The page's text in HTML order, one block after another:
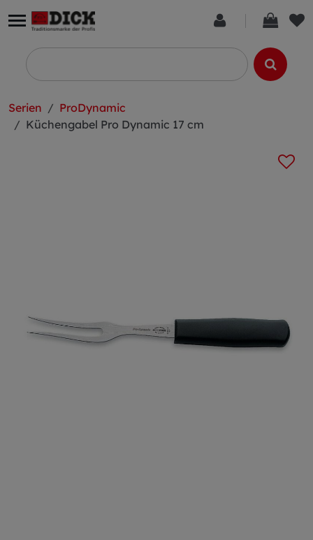
Serien
ProDynamic
Küchengabel Pro Dynamic 17 cm